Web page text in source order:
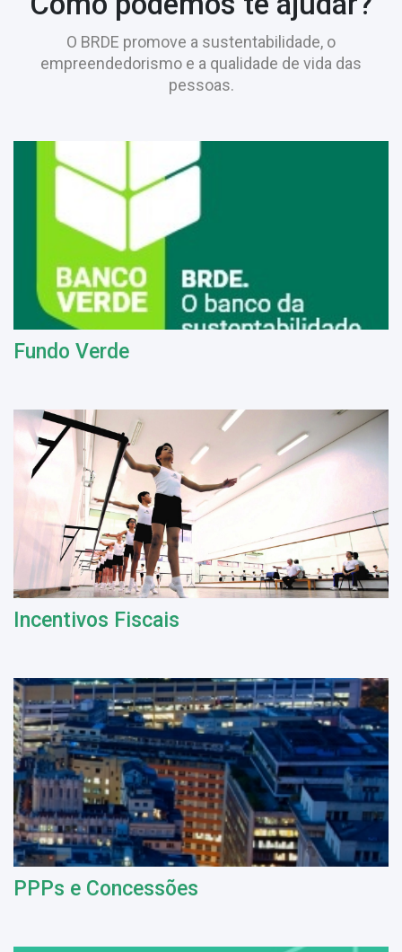
O BRDE promove a sustentabilidade, o
empreendedorismo e a qualidade de vida das
pessoas.
Fundo Verde
Incentivos Fiscais
PPPs e Concessões